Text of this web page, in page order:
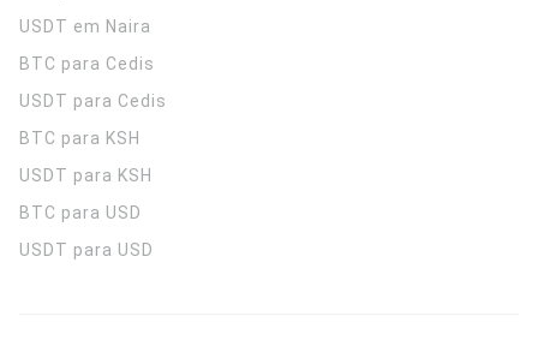
USDT em Naira
BTC para Cedis
USDT para Cedis
BTC para KSH
USDT para KSH
BTC para USD
USDT para USD